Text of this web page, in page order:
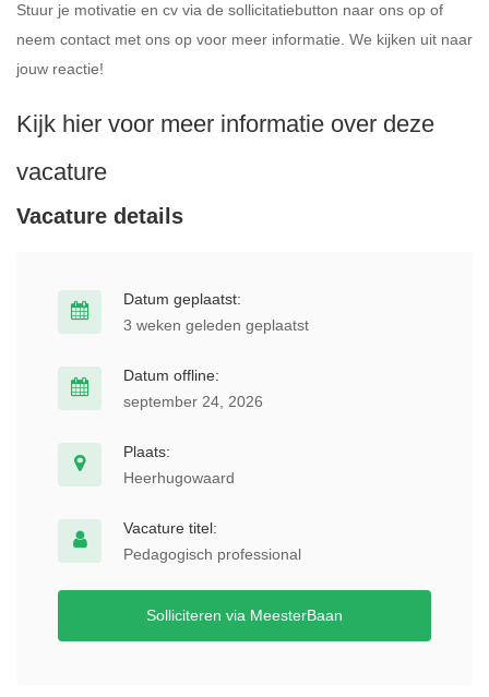
Stuur je motivatie en cv via de sollicitatiebutton naar ons op of
neem contact met ons op voor meer informatie. We kijken uit naar
jouw reactie!
Kijk hier voor meer informatie over deze
vacature
Vacature details
Datum geplaatst:
3 weken geleden geplaatst
Datum offline:
september 24, 2026
Plaats:
Heerhugowaard
Vacature titel:
Pedagogisch professional
Solliciteren via MeesterBaan